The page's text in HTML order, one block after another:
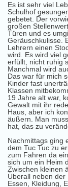
Es ist sehr viel
Schulhof
gebetet. Der
großen
Türen und es
Geräuschkulisse.
Lehrern einen
wird. Es wird viel
erfüllt, nicht ruhig
Manchmal wird
Das war für mich
Kinder fast
Klassen
19 Jahre alt war,
Gewalt mit ihr
Haus, aber ich
äußern. Man
hat, das zu
Nachmittags ging
dem Tuc Tuc zu
zum Fahren da
sich um ein Heim
Zwischen kleinen
Überall neben der
Essen, Kleidung,